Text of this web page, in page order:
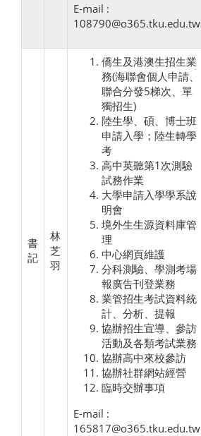
E-mail :
108790@o365.tku.edu.tw
書
記
林
芝
羽
僑生及港澳生招生業
務(海聯會個人申請、
聯合分發5梯次、單
獨招生)
陸生學、碩、博士班
申請入學；陸生轉學
考
高中英聽第1次測驗
試務作業
大學申請入學學系說
明會
境外生生源資料庫管
理
中心網頁維護
分科測驗、學測考場
報廣告刊登業務
業管招生考試資料統
計、分析、提報
協辦招生宣導、參訪
活動及各類考試業務
協辦高中來校參訪
協辦社群網站經營
臨時交辦事項
E-mail :
165817@o365.tku.edu.tw